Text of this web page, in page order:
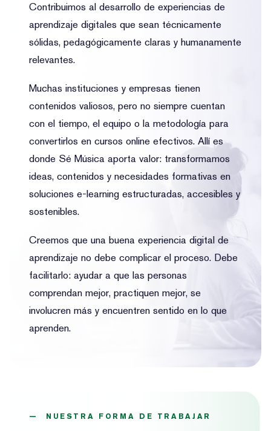
Contribuimos al desarrollo de experiencias de
aprendizaje digitales que sean técnicamente
sólidas, pedagógicamente claras y humanamente
relevantes.
Muchas instituciones y empresas tienen
contenidos valiosos, pero no siempre cuentan
con el tiempo, el equipo o la metodología para
convertirlos en cursos online efectivos. Allí es
donde Sé Música aporta valor: transformamos
ideas, contenidos y necesidades formativas en
soluciones e-learning estructuradas, accesibles y
sostenibles.
Creemos que una buena experiencia digital de
aprendizaje no debe complicar el proceso. Debe
facilitarlo: ayudar a que las personas
comprendan mejor, practiquen mejor, se
involucren más y encuentren sentido en lo que
aprenden.
— NUESTRA FORMA DE TRABAJAR